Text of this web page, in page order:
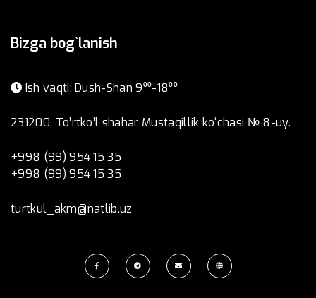
Bizga bog`lanish
Ish vaqti: Dush-Shan 9⁰⁰-18⁰⁰
231200, To’rtko’l shahar Mustaqillik ko‘chasi № 8-uy.
+998 (99) 954 15 35
+998 (99) 954 15 35
turtkul_akm@natlib.uz